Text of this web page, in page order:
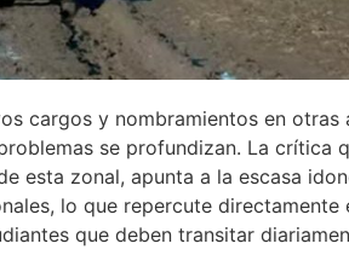
cargos y nombramientos en otras
se profundizan. La crítica
esta zonal, apunta a la escasa
lo que repercute directamente
que deben transitar